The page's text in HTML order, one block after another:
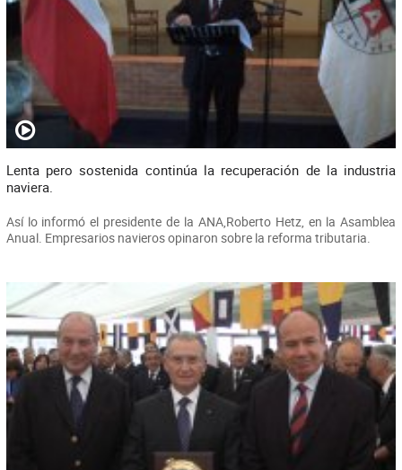
Lenta pero sostenida continúa la recuperación de la industria
naviera.
Así lo informó el presidente de la ANA,Roberto Hetz, en la Asamblea
Anual. Empresarios navieros opinaron sobre la reforma tributaria.